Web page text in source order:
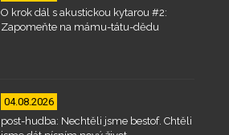
O krok dál s akustickou kytarou #2:
Zapomeňte na mámu-tátu-dědu
04.08.2026
post-hudba: Nechtěli jsme bestof. Chtěli